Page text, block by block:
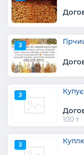
З
З
100 т
З